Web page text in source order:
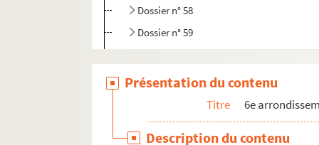
Dossier n° 58
Dossier n° 59
²Dossier n° 60 bis
Dossier n° 62
Présentation du contenu
Titre 6e
Description du contenu